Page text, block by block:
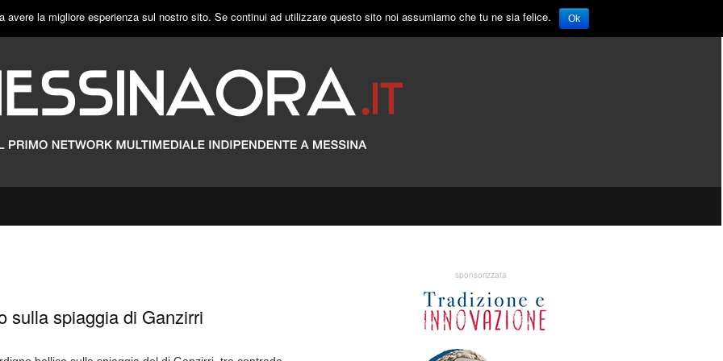
sulla spiaggia di Ganzirri
sponsorizzata
la migliore esperienza sul nostro sito. Se continui ad utilizzare questo sito noi assumiamo che tu ne sia felice. Ok